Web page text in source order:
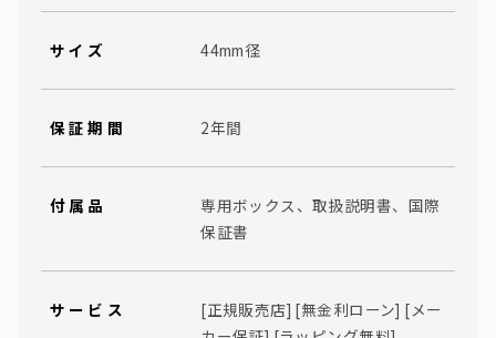
サイズ 44mm径
保証期間 2年間
付属品
専用ボックス、取扱説明書、国際
保証書
サービス
[正規販売店] [無金利ローン] [メー